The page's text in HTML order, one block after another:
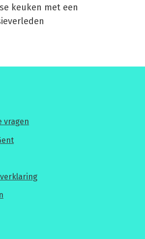
keuken met een
vragen